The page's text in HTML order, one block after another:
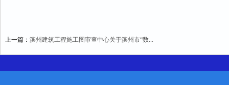
上一篇： 滨州建筑工程施工图审查中心关于滨州市“数...